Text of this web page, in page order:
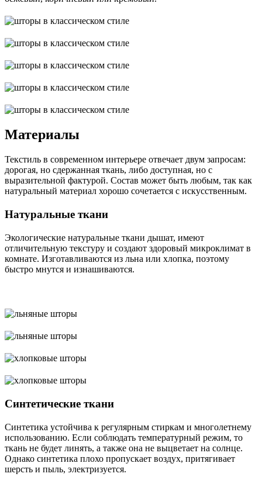
Материалы
Текстиль в современном интерьере отвечает двум запросам:
дорогая, но сдержанная ткань, либо доступная, но с
выразительной фактурой. Состав может быть любым, так как
натуральный материал хорошо сочетается с искусственным.
Натуральные ткани
Экологические натуральные ткани дышат, имеют
отличительную текстуру и создают здоровый микроклимат в
комнате. Изготавливаются из льна или хлопка, поэтому
быстро мнутся и изнашиваются.
Синтетические ткани
Синтетика устойчива к регулярным стиркам и многолетнему
использованию. Если соблюдать температурный режим, то
ткань не будет линять, а также она не выцветает на солнце.
Однако синтетика плохо пропускает воздух, притягивает
шерсть и пыль, электризуется.